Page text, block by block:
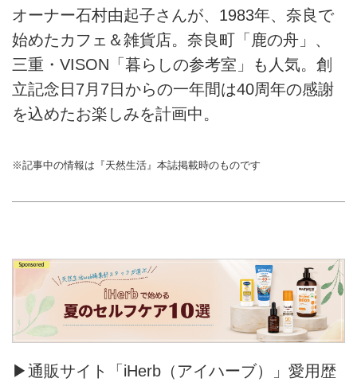
オーナー石村由起子さんが、1983年、奈良で
始めたカフェ＆雑貨店。奈良町「鹿の舟」、
三重・VISON「暮らしの参考室」も人気。創
立記念日7月7日からの一年間は40周年の感謝
を込めたお楽しみを計画中。
※記事中の情報は『天然生活』本誌掲載時のものです
▶通販サイト「iHerb（アイハーブ）」愛用歴